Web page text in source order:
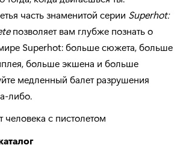
часть знаменитой серии Superhot:
позволяет вам глубже познать о
Superhot: больше сюжета, больше
больше экшена и больше
медленный балет разрушения
либо.